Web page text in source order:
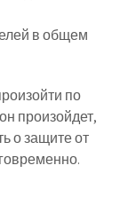
в общем
по
произойдет,
о защите от